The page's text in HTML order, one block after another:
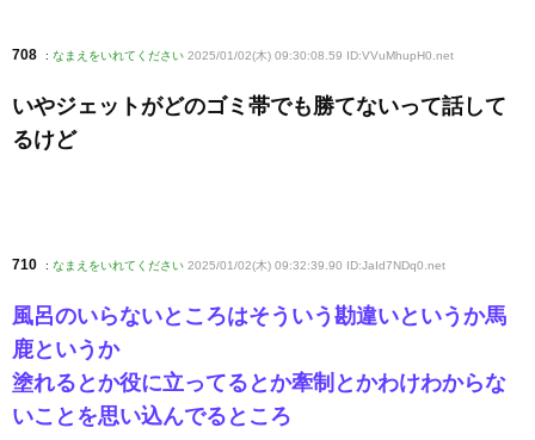
708 : なまえをいれてください 2025/01/02(木) 09:30:08.59 ID:VVuMhupH0 .net
いやジェットがどのゴミ帯でも勝てないって話して
るけど
710 : なまえをいれてください 2025/01/02(木) 09:32:39.90 ID:JaId7NDq0 .net
風呂のいらないところはそういう勘違いというか馬
鹿というか
塗れるとか役に立ってるとか牽制とかわけわからな
いことを思い込んでるところ